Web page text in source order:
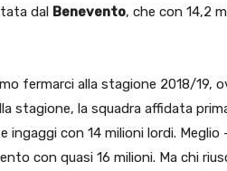
dal Benevento, che con 14,2
fermarci alla stagione 2018/19,
stagione, la squadra affidata
ingaggi con 14 milioni lordi. Meglio
con quasi 16 milioni. Ma chi